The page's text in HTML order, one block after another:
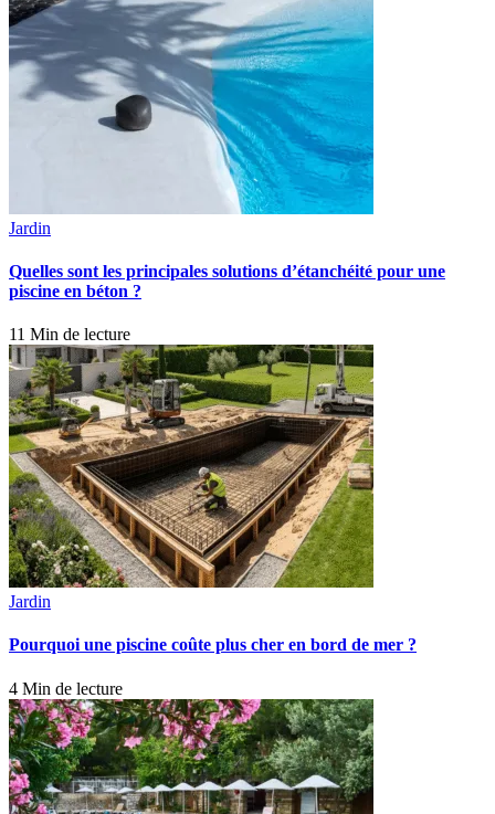
Jardin
Quelles sont les principales solutions d’étanchéité pour une
piscine en béton ?
11 Min de lecture
Jardin
Pourquoi une piscine coûte plus cher en bord de mer ?
4 Min de lecture